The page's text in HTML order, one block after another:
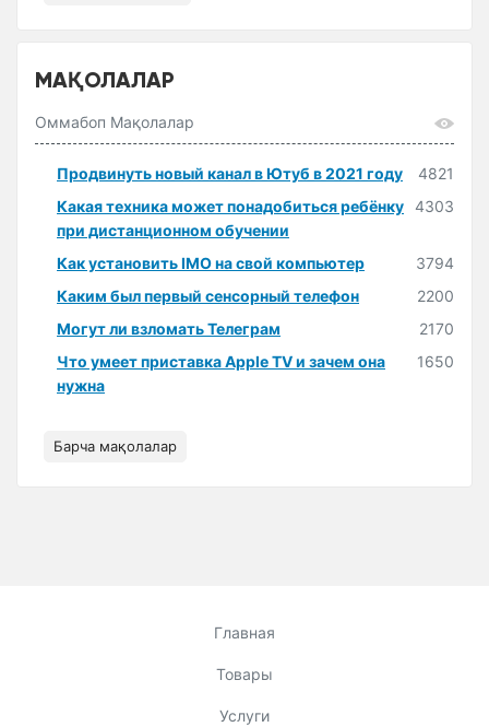
МАҚОЛАЛАР
Оммабоп Мақолалар
Продвинуть новый канал в Ютуб в 2021 году
4821
Какая техника может понадобиться ребёнку
при дистанционном обучении
4303
Как установить IMO на свой компьютер
3794
Каким был первый сенсорный телефон
2200
Могут ли взломать Телеграм
2170
Что умеет приставка Apple TV и зачем она
нужна
1650
Барча мақолалар
Главная
Товары
Услуги